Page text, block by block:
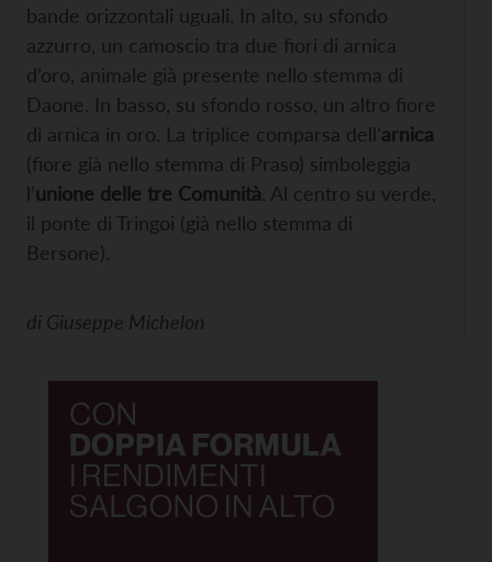
bande orizzontali uguali. In alto, su sfondo
azzurro, un camoscio tra due fiori di arnica
d’oro, animale già presente nello stemma di
Daone. In basso, su sfondo rosso, un altro fiore
di arnica in oro. La triplice comparsa dell’arnica
(fiore già nello stemma di Praso) simboleggia
l’unione delle tre Comunità. Al centro su verde,
il ponte di Tringoi (già nello stemma di
Bersone).
di Giuseppe Michelon